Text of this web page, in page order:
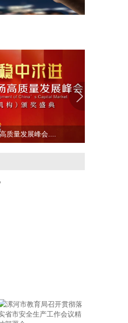
态势及影响，系统安排
强化监测预报预警。二
要确保水利工程安全度
保重要基础设施安全。
超2%，SK海力士跌超
跌超5%，希捷科技跌超
录表披露，冠盛东驰
建10千伏临时线路协助
，强化资源共享、优势
着力打造一批可复制、
质量发展峰会....